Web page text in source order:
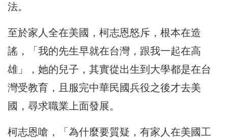
法。
至於家人全在美國，柯志恩怒斥，根本在造
謠，「我的先生早就在台灣，跟我一起在高
雄」，她的兒子，其實從出生到大學都是在台
灣受教育，且服完中華民國兵役之後才去美
國，尋求職業上面發展。
柯志恩嗆，「為什麼要質疑，有家人在美國工